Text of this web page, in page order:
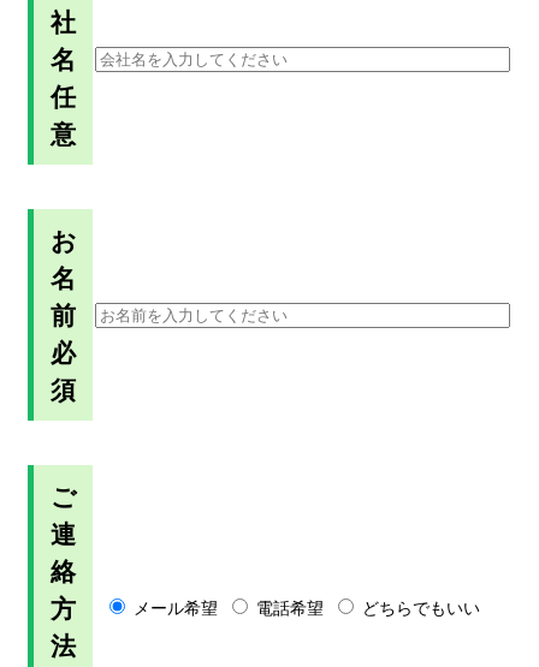
社
名
任
意
お
名
前
必
須
ご
連
絡
方
法
メール希望 電話希望 どちらでもいい